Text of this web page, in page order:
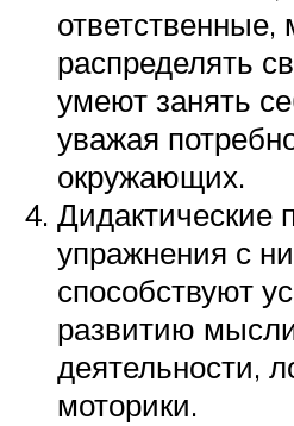
ответственные,
распределять
умеют занять
уважая
окружающих.
Дидактические
упражнения с
способствуют
развитию
деятельности,
моторики.